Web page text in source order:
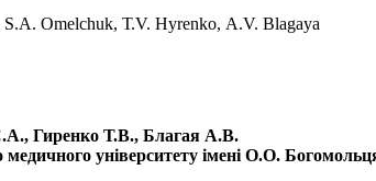
Omelchuk, Т.V. Hyrenko, А.V. Blagaya
Гиренко Т.В., Благая А.В.
медичного університету імені О.О.